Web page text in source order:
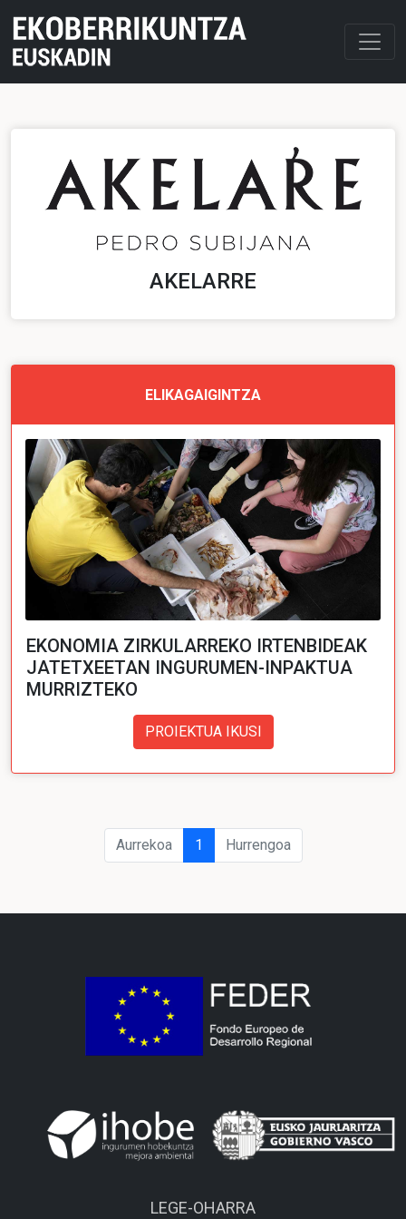
AKELARRE
ELIKAGAIGINTZA
EKONOMIA ZIRKULARREKO IRTENBIDEAK
JATETXEETAN INGURUMEN-INPAKTUA
MURRIZTEKO
PROIEKTUA IKUSI
Aurrekoa 1 Hurrengoa
LEGE-OHARRA